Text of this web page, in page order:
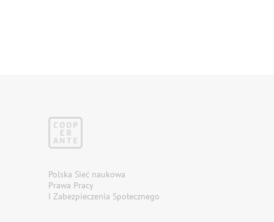
Polska Sieć naukowa
Prawa Pracy
I Zabezpieczenia Społecznego